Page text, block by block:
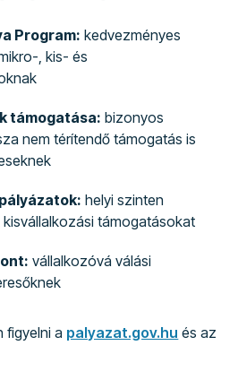
Program: kedvezményes
, kis- és
támogatása: bizonyos
nem térítendő támogatás is
helyi szinten
támogatásokat
vállalkozóvá válási
figyelni a palyazat.gov.hu és az